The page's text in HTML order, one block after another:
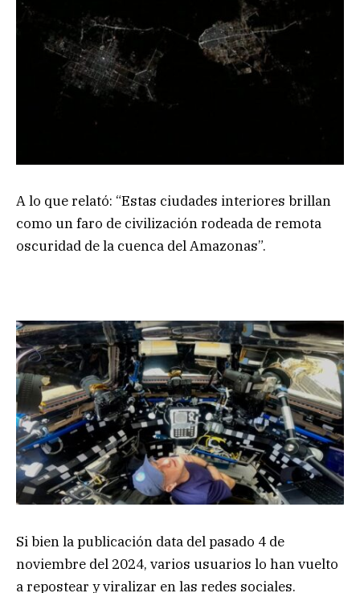
A lo que relató: “Estas ciudades interiores brillan
como un faro de civilización rodeada de remota
oscuridad de la cuenca del Amazonas”.
Si bien la publicación data del pasado 4 de
noviembre del 2024, varios usuarios lo han vuelto
a repostear y viralizar en las redes sociales.